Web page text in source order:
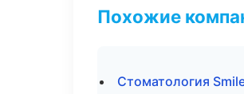
Похожие
Стоматология